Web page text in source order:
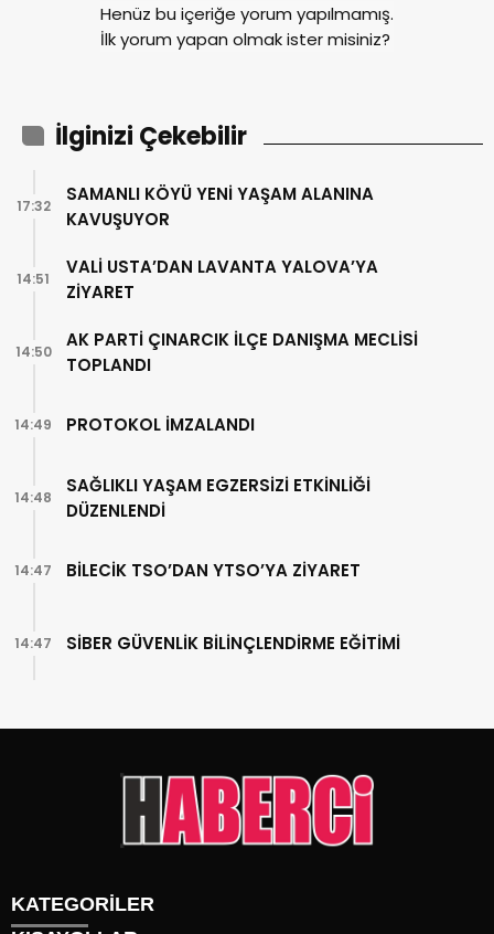
Henüz bu içeriğe yorum yapılmamış.
İlk yorum yapan olmak ister misiniz?
İlginizi Çekebilir
SAMANLI KÖYÜ YENİ YAŞAM ALANINA
KAVUŞUYOR
17:32
VALİ USTA’DAN LAVANTA YALOVA’YA
ZİYARET
14:51
AK PARTİ ÇINARCIK İLÇE DANIŞMA MECLİSİ
TOPLANDI
14:50
PROTOKOL İMZALANDI
14:49
SAĞLIKLI YAŞAM EGZERSİZİ ETKİNLİĞİ
DÜZENLENDİ
14:48
BİLECİK TSO’DAN YTSO’YA ZİYARET
14:47
SİBER GÜVENLİK BİLİNÇLENDİRME EĞİTİMİ
14:47
KATEGORİLER